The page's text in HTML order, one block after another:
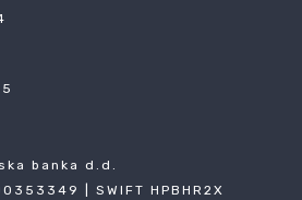
banka d.d.
| SWIFT HPBHR2X